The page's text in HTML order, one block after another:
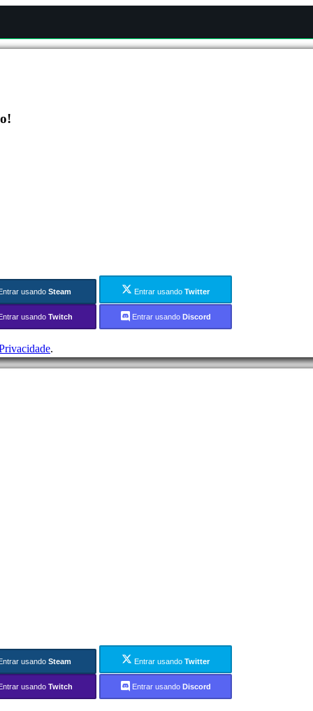
usando Steam Entrar usando Twitter
usando Twitch Entrar usando Discord
.
usando Steam Entrar usando Twitter
usando Twitch Entrar usando Discord